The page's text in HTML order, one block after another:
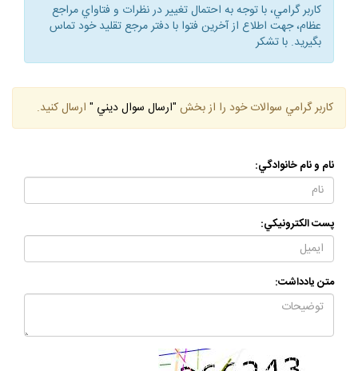
كاربر گرامي، با توجه به احتمال تغيير در نظرات و فتاواي مراجع
عظام، جهت اطلاع از آخرين فتوا با دفتر مرجع تقليد خود تماس
بگيريد. با تشكر
كاربر گرامي سوالات خود را از بخش "ارسال سوال ديني " ارسال كنيد.
نام و نام خانوادگي:
پست الكترونيكي:
متن يادداشت: